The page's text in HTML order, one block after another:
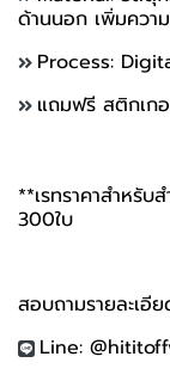
ด้านนอก เพิ่มควา
Process:
แถมฟรี สติกเก
**เรทราคาสำหรั
300ใบ
สอบถามรายละเอี
Line: